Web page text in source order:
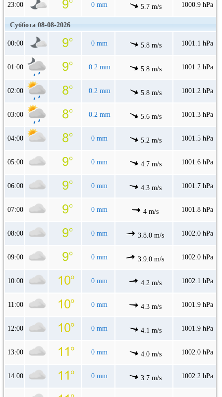
23:00 0 mm 5.7 m/s 1000.9 hPa
Суббота 08-08-2026
00:00 0 mm 5.8 m/s 1001.1 hPa
01:00 0.2 mm 5.8 m/s 1001.2 hPa
02:00 0.2 mm 5.8 m/s 1001.2 hPa
03:00 0.2 mm 5.6 m/s 1001.3 hPa
04:00 0 mm 5.2 m/s 1001.5 hPa
05:00 0 mm 4.7 m/s 1001.6 hPa
06:00 0 mm 4.3 m/s 1001.7 hPa
07:00 0 mm 4 m/s 1001.8 hPa
08:00 0 mm 3.8.0 m/s 1002.0 hPa
09:00 0 mm 3.9.0 m/s 1002.0 hPa
10:00 0 mm 4.2 m/s 1002.1 hPa
11:00 0 mm 4.3 m/s 1001.9 hPa
12:00 0 mm 4.1 m/s 1001.9 hPa
13:00 0 mm 4.0 m/s 1002.0 hPa
14:00 0 mm 3.7 m/s 1002.2 hPa